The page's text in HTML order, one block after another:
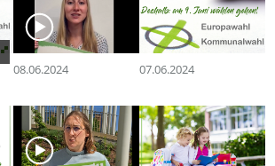
08.06.2024 07.06.2024